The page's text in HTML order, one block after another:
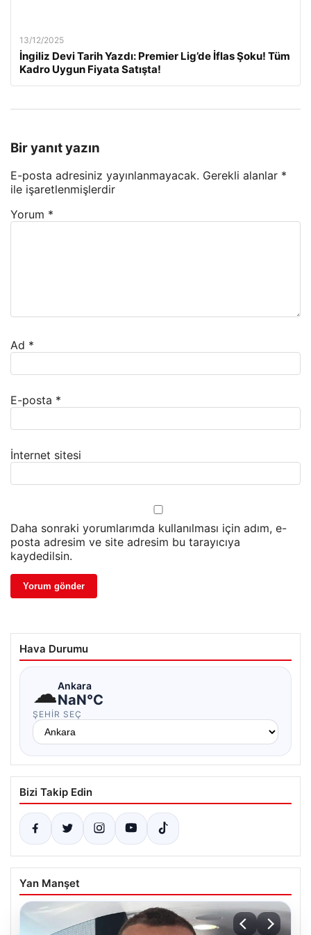
13/12/2025
İngiliz Devi Tarih Yazdı: Premier Lig’de İflas Şoku! Tüm
Kadro Uygun Fiyata Satışta!
Bir yanıt yazın
E-posta adresiniz yayınlanmayacak. Gerekli alanlar *
ile işaretlenmişlerdir
Yorum *
Ad *
E-posta *
İnternet sitesi
Daha sonraki yorumlarımda kullanılması için adım, e-
posta adresim ve site adresim bu tarayıcıya
kaydedilsin.
Hava Durumu
☁Ankara
NaN°C
ŞEHIR SEÇ
Bizi Takip Edin
Yan Manşet